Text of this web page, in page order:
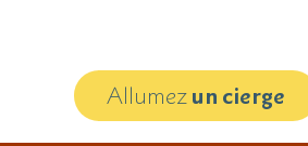
Allumezun cierge